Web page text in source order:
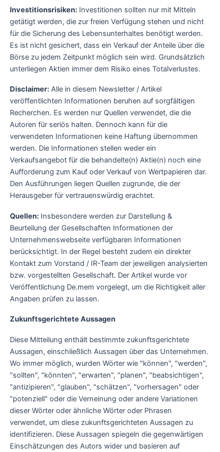
Investitionsrisiken: Investitionen sollten nur mit Mitteln
getätigt werden, die zur freien Verfügung stehen und nicht
für die Sicherung des Lebensunterhaltes benötigt werden.
Es ist nicht gesichert, dass ein Verkauf der Anteile über die
Börse zu jedem Zeitpunkt möglich sein wird. Grundsätzlich
unterliegen Aktien immer dem Risiko eines Totalverlustes.
Disclaimer: Alle in diesem Newsletter / Artikel
veröffentlichten Informationen beruhen auf sorgfältigen
Recherchen. Es werden nur Quellen verwendet, die die
Autoren für seriös halten. Dennoch kann für die
verwendeten Informationen keine Haftung übernommen
werden. Die Informationen stellen weder ein
Verkaufsangebot für die behandelte(n) Aktie(n) noch eine
Aufforderung zum Kauf oder Verkauf von Wertpapieren dar.
Den Ausführungen liegen Quellen zugrunde, die der
Herausgeber für vertrauenswürdig erachtet.
Quellen: Insbesondere werden zur Darstellung &
Beurteilung der Gesellschaften Informationen der
Unternehmenswebseite verfügbaren Informationen
berücksichtigt. In der Regel besteht zudem ein direkter
Kontakt zum Vorstand / IR-Team der jeweiligen analysierten
bzw. vorgestellten Gesellschaft. Der Artikel wurde vor
Veröffentlichung De.mem vorgelegt, um die Richtigkeit aller
Angaben prüfen zu lassen.
Zukunftsgerichtete Aussagen
Diese Mitteilung enthält bestimmte zukunftsgerichtete
Aussagen, einschließlich Aussagen über das Unternehmen.
Wo immer möglich, wurden Wörter wie "können", "werden",
"sollten", "könnten", "erwarten", "planen", "beabsichtigen",
"antizipieren", "glauben", "schätzen", "vorhersagen" oder
"potenziell" oder die Verneinung oder andere Variationen
dieser Wörter oder ähnliche Wörter oder Phrasen
verwendet, um diese zukunftsgerichteten Aussagen zu
identifizieren. Diese Aussagen spiegeln die gegenwärtigen
Einschätzungen des Autors wider und basieren auf